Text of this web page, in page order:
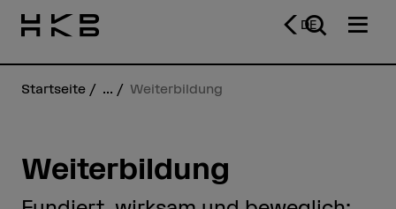
DE
Startseite ... Weiterbildung
Weiterbildung